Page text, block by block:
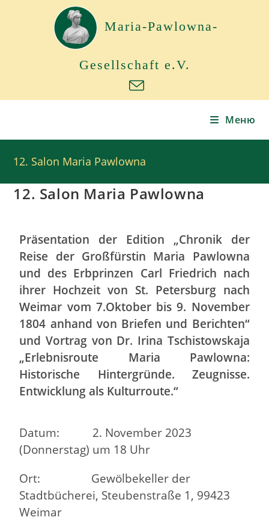
Maria-Pawlowna-
Gesellschaft e.V.
Меню
12. Salon Maria Pawlowna
12. Salon Maria Pawlowna
Präsentation der Edition „Chronik der
Reise der Großfürstin Maria Pawlowna
und des Erbprinzen Carl Friedrich nach
ihrer Hochzeit von St. Petersburg nach
Weimar vom 7.Oktober bis 9. November
1804 anhand von Briefen und Berichten“
und Vortrag von Dr. Irina Tschistowskaja
„Erlebnisroute Maria Pawlowna:
Historische Hintergründe. Zeugnisse.
Entwicklung als Kulturroute.“
Datum: 2. November 2023
(Donnerstag) um 18 Uhr
Ort: Gewölbekeller der
Stadtbücherei, Steubenstraße 1, 99423
Weimar